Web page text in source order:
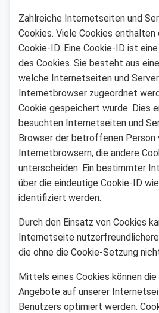
Zahlreiche Internetseiten und
Cookies. Viele Cookies enthalten
Cookie-ID. Eine Cookie-ID ist
des Cookies. Sie besteht aus
welche Internetseiten und
Internetbrowser zugeordnet
Cookie gespeichert wurde. Dies
besuchten Internetseiten und
Browser der betroffenen Person
Internetbrowsern, die andere
unterscheiden. Ein bestimmter
über die eindeutige Cookie-ID
identifiziert werden.
Durch den Einsatz von Cookies
Internetseite
die ohne die Cookie-Setzung
Mittels eines Cookies können
Angebote auf unserer
Benutzers optimiert werden.